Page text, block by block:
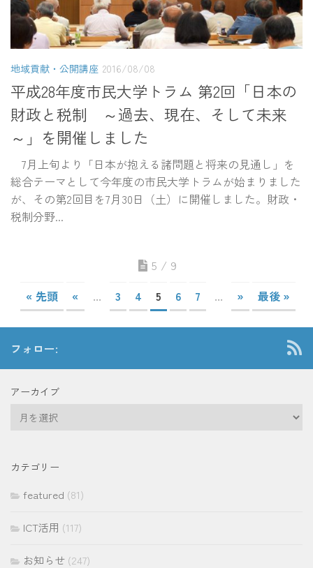
地域貢献・公開講座 2016/08/08
平成28年度市民大学トラム 第2回「日本の
財政と税制 ～過去、現在、そして未来
～」を開催しました
7月上旬より「日本が抱える諸問題と将来の見通し」を
総合テーマとして今年度の市民大学トラムが始まりました
が、その第2回目を7月30日（土）に開催しました。財政・
税制分野...
5 / 9
« 先頭 « ... 3 4 5 6 7 ... » 最後 »
フォロー:
アーカイブ
イ
カテゴリー
featured (81)
ICT活用 (117)
お知らせ (247)